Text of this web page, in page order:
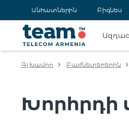
Անհատներին Բիզնես
Գլխավոր Բաժնետերերին
Խորհրդի